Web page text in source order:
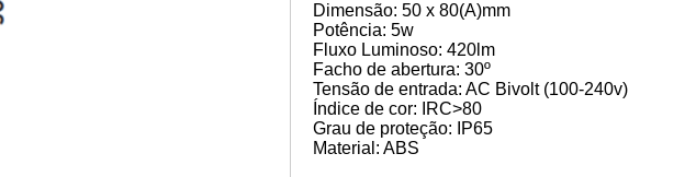
Dimensão: 50 x 80(A)mm
Potência: 5w
Fluxo Luminoso: 420lm
Facho de abertura: 30º
Tensão de entrada: AC Bivolt (100-240v)
Índice de cor: IRC>80
Grau de proteção: IP65
Material: ABS